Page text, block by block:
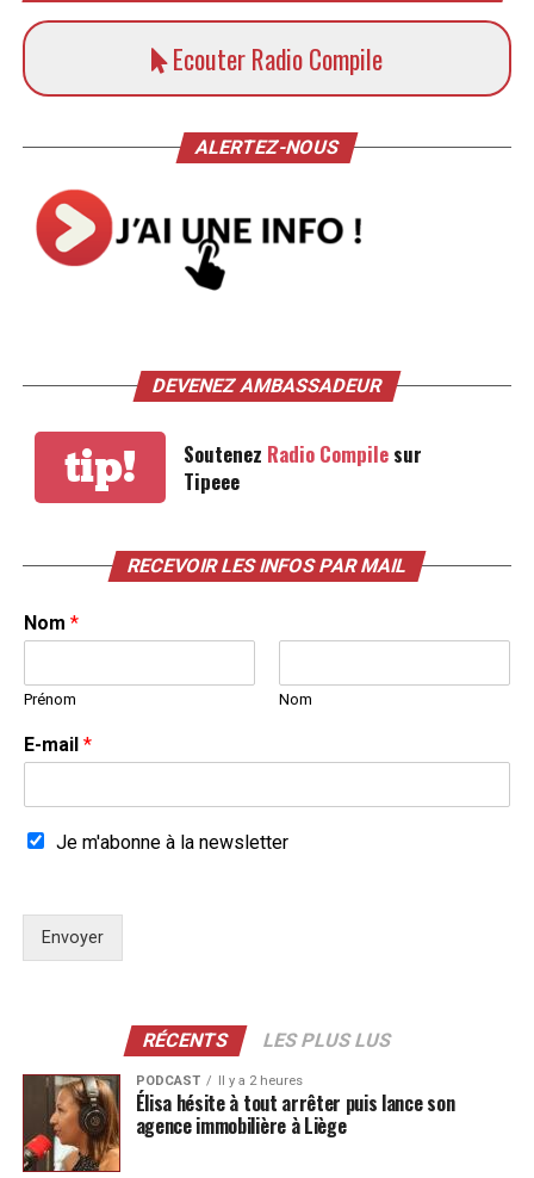
Ecouter Radio Compile
ALERTEZ-NOUS
DEVENEZ AMBASSADEUR
tip! Soutenez Radio Compilesur
Tipeee
RECEVOIR LES INFOS PAR MAIL
Nom *
Prénom Nom
E-mail *
Je m'abonne à la newsletter
Envoyer
RÉCENTS LES PLUS LUS
PODCAST Il y a 2 heures
Élisa hésite à tout arrêter puis lance son
agence immobilière à Liège